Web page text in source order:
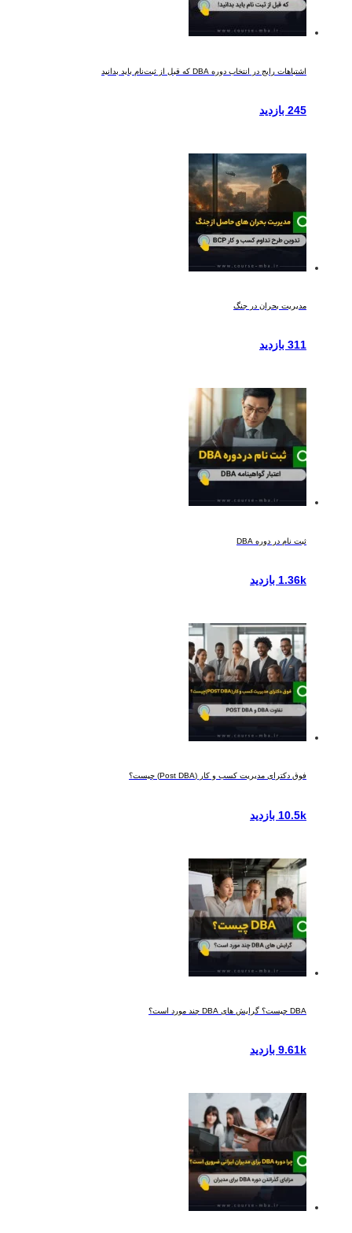
اشتباهات رایج در انتخاب دوره DBA که قبل از ثبت‌نام باید بدانید
245 بازدید
مدیریت بحران در جنگ
311 بازدید
ثبت نام در دوره DBA
1.36k بازدید
فوق دکترای مدیریت کسب و کار (Post DBA) چیست؟
10.5k بازدید
DBA چیست؟ گرایش های DBA چند مورد است؟
9.61k بازدید